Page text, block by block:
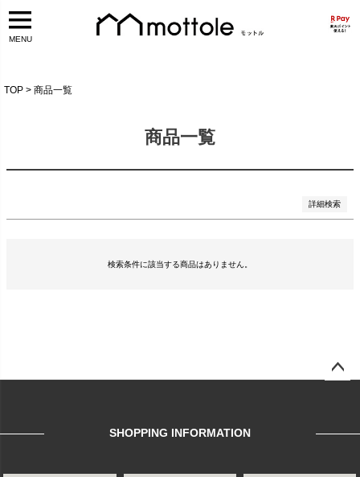
MENU
TOP 商品一覧
商品一覧
詳細検索
予約商品のみを表示
価格が安い順
検索
検索条件に該当する商品はありません。
SHOPPING INFORMATION